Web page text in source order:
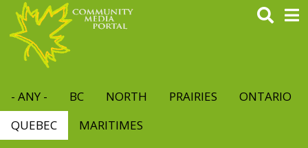
main
content
- ANY - BC NORTH PRAIRIES
ONTARIO
QUEBEC
MARITIMES